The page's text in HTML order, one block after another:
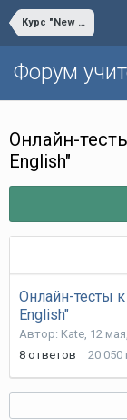
Курс "New Millennium English"
Форум
Онлайн-
English"
Онлайн-тесты
English"
Автор: Kate, 12
8 ответов 20 050